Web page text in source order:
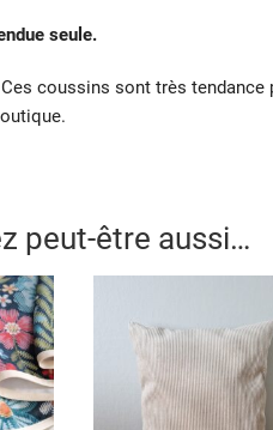
seule.
coussins sont très tendance
peut-être aussi…